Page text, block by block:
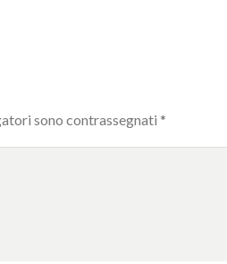
sono contrassegnati *